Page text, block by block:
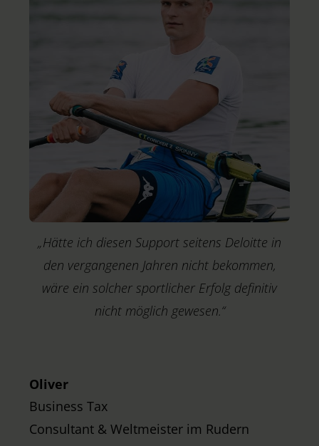
„Hätte ich diesen Support seitens Deloitte in
den vergangenen Jahren nicht bekommen,
wäre ein solcher sportlicher Erfolg definitiv
nicht möglich gewesen.“
Oliver
Business Tax
Consultant & Weltmeister im Rudern